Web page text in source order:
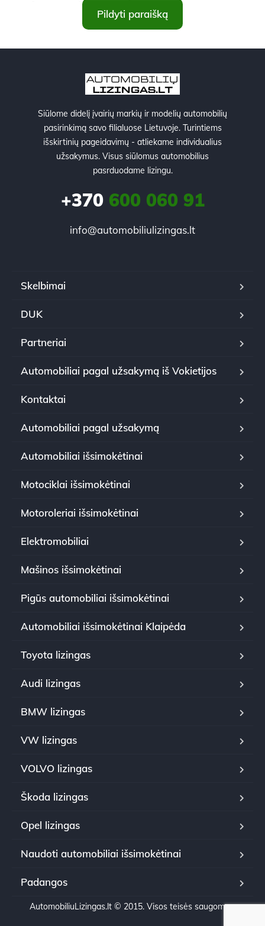
Pildyti paraišką
Siūlome didelį įvairių markių ir modelių automobilių
pasirinkimą savo filialuose Lietuvoje. Turintiems
išskirtinių pageidavimų - atliekame individualius
užsakymus. Visus siūlomus automobilius
pasrduodame lizingu.
+370600 060 91
info@automobiliulizingas.lt
Skelbimai
DUK
Partneriai
Automobiliai pagal užsakymą iš Vokietijos
Kontaktai
Automobiliai pagal užsakymą
Automobiliai išsimokėtinai
Motociklai išsimokėtinai
Motoroleriai išsimokėtinai
Elektromobiliai
Mašinos išsimokėtinai
Pigūs automobiliai išsimokėtinai
Automobiliai išsimokėtinai Klaipėda
Toyota lizingas
Audi lizingas
BMW lizingas
VW lizingas
VOLVO lizingas
Škoda lizingas
Opel lizingas
Naudoti automobiliai išsimokėtinai
Padangos
AutomobiliuLizingas.lt © 2015. Visos teisės saugomos.